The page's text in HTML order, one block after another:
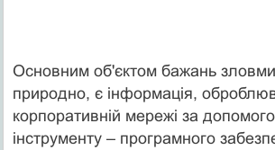
Основним об'єктом бажань
природно, є інформація,
корпоративній мережі за
інструменту – програмного